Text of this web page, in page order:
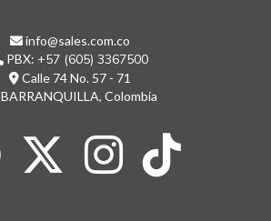
info@sales.com.co
PBX: +57 (605) 3367500
Calle 74 No. 57 - 71
BARRANQUILLA, Colombia